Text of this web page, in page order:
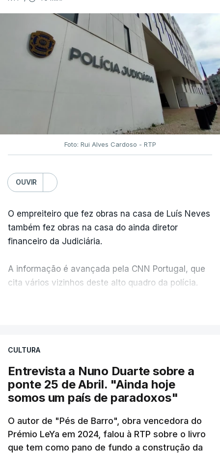
Foto: Rui Alves Cardoso - RTP
OUVIR
O empreiteiro que fez obras na casa de Luís Neves
também fez obras na casa do ainda diretor
financeiro da Judiciária.
A informação é avançada pela CNN Portugal, que
cita vários vizinhos deste alto quadro da polícia.
apreendido numa operação de droga.
CULTURA
Entrevista a Nuno Duarte sobre a
ponte 25 de Abril. "Ainda hoje
somos um país de paradoxos"
O autor de "Pés de Barro", obra vencedora do
Prémio LeYa em 2024, falou à RTP sobre o livro
que tem como pano de fundo a construção da